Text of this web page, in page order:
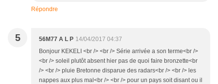
Répondre
5 56M77 A L P 14/04/2017 04:37
Bonjour KEKELI <br /> <br /> Série arrivée a son terme<br />
<br /> soleil plutôt absent hier pas de quoi faire bronzette<br
/> <br /> pluie Bretonne disparue des radars<br /> <br /> les
nappes aux plus mal<br /> <br /> pour un pays soit disant ou il